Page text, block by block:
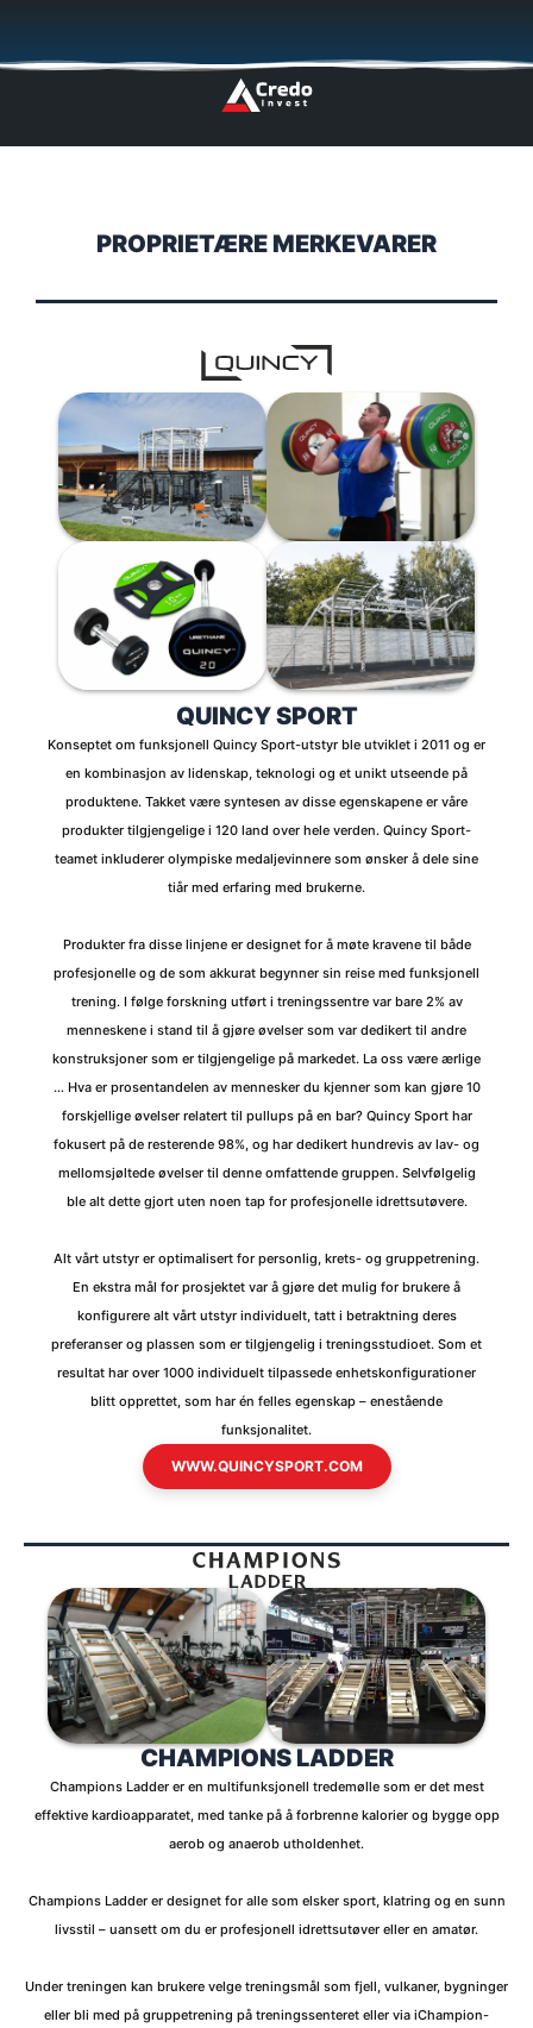
til
PROPRIETÆRE MERKEVARER
QUINCY SPORT
Konseptet om funksjonell Quincy Sport-utstyr ble utviklet i 2011 og er
en kombinasjon av lidenskap, teknologi og et unikt utseende på
produktene. Takket være syntesen av disse egenskapene er våre
produkter tilgjengelige i 120 land over hele verden. Quincy Sport-
teamet inkluderer olympiske medaljevinnere som ønsker å dele sine
tiår med erfaring med brukerne.
Produkter fra disse linjene er designet for å møte kravene til både
profesjonelle og de som akkurat begynner sin reise med funksjonell
trening. I følge forskning utført i treningssentre var bare 2% av
menneskene i stand til å gjøre øvelser som var dedikert til andre
konstruksjoner som er tilgjengelige på markedet. La oss være ærlige
… Hva er prosentandelen av mennesker du kjenner som kan gjøre 10
forskjellige øvelser relatert til pullups på en bar? Quincy Sport har
fokusert på de resterende 98%, og har dedikert hundrevis av lav- og
mellomsjøltede øvelser til denne omfattende gruppen. Selvfølgelig
ble alt dette gjort uten noen tap for profesjonelle idrettsutøvere.
Alt vårt utstyr er optimalisert for personlig, krets- og gruppetrening.
En ekstra mål for prosjektet var å gjøre det mulig for brukere å
konfigurere alt vårt utstyr individuelt, tatt i betraktning deres
preferanser og plassen som er tilgjengelig i treningsstudioet. Som et
resultat har over 1000 individuelt tilpassede enhetskonfigurationer
blitt opprettet, som har én felles egenskap – enestående
funksjonalitet.
WWW.QUINCYSPORT.COM
CHAMPIONS LADDER
Champions Ladder er en multifunksjonell tredemølle som er det mest
effektive kardioapparatet, med tanke på å forbrenne kalorier og bygge opp
aerob og anaerob utholdenhet.
Champions Ladder er designet for alle som elsker sport, klatring og en sunn
livsstil – uansett om du er profesjonell idrettsutøver eller en amatør.
Under treningen kan brukere velge treningsmål som fjell, vulkaner, bygninger
eller bli med på gruppetrening på treningssenteret eller via iChampion-